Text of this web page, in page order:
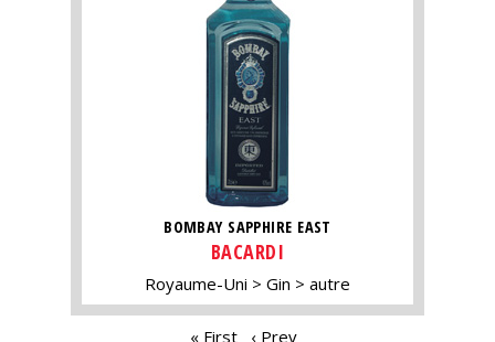
BOMBAY SAPPHIRE EAST
BACARDI
Royaume-Uni Gin autre
« First
‹ Prev